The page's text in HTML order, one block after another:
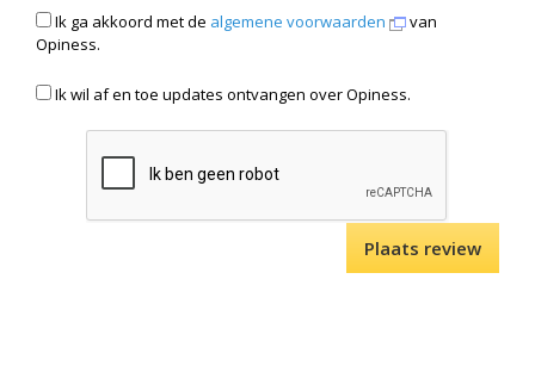
Ik ga akkoord met de algemene voorwaarden
van
Opiness.
Ik wil af en toe updates ontvangen over Opiness.